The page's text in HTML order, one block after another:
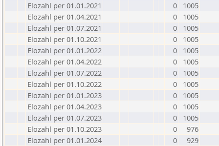
Elozahl per 01.01.2021
0
1005
Elozahl per 01.04.2021
0
1005
Elozahl per 01.07.2021
0
1005
Elozahl per 01.10.2021
0
1005
Elozahl per 01.01.2022
0
1005
Elozahl per 01.04.2022
0
1005
Elozahl per 01.07.2022
0
1005
Elozahl per 01.10.2022
0
1005
Elozahl per 01.01.2023
0
1005
Elozahl per 01.04.2023
0
1005
Elozahl per 01.07.2023
0
1005
Elozahl per 01.10.2023
0
976
Elozahl per 01.01.2024
0 929